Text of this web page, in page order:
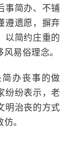
事简办、不铺
遵遗愿，摒弃
以简约庄重的
易俗理念。
办丧事的做
纷纷表示，老
明治丧的方式
。